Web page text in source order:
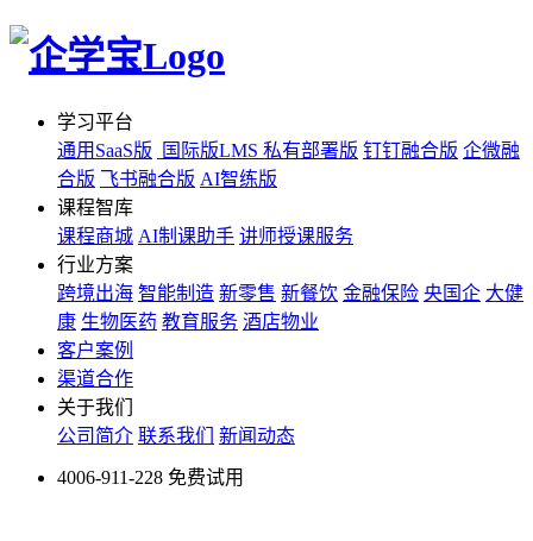
学习平台
通用SaaS版
国际版LMS 私有部署版 钉钉融合版 企微融
合版 飞书融合版 AI智练版
课程智库
课程商城 AI制课助手 讲师授课服务
行业方案
跨境出海 智能制造 新零售 新餐饮 金融保险 央国企 大健
康 生物医药 教育服务 酒店物业
客户案例
渠道合作
关于我们
公司简介 联系我们 新闻动态
4006-911-228 免费试用